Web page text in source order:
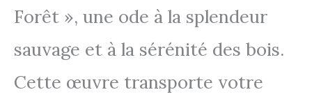
Forêt », une ode à la splendeur
sauvage et à la sérénité des bois.
Cette œuvre transporte votre